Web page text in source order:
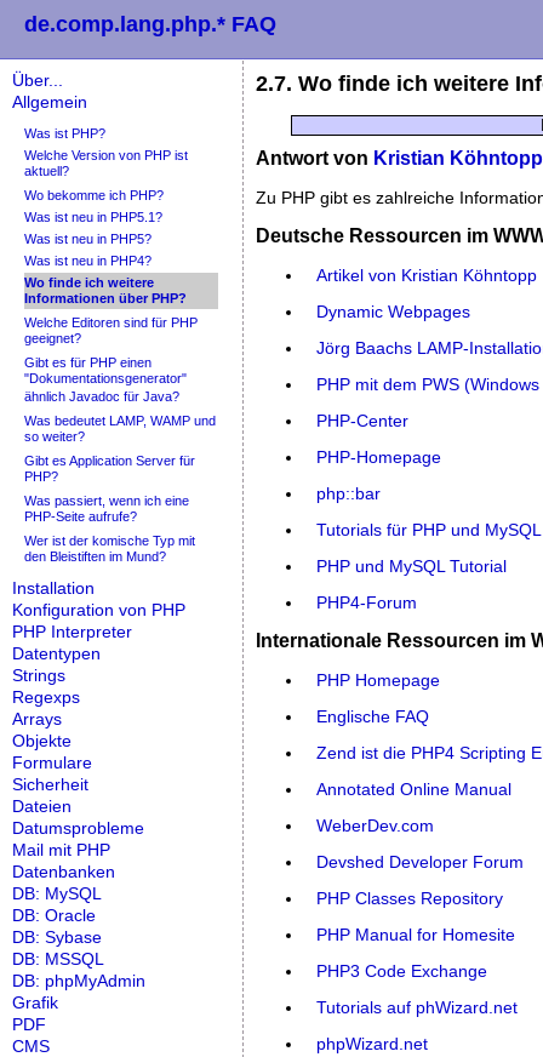
de.comp.lang.php.* FAQ
Über...
Allgemein
Was ist PHP?
Welche Version von PHP ist
aktuell?
Wo bekomme ich PHP?
Was ist neu in PHP5.1?
Was ist neu in PHP5?
Was ist neu in PHP4?
Wo finde ich weitere
Informationen über PHP?
Welche Editoren sind für PHP
geeignet?
Gibt es für PHP einen
"Dokumentationsgenerator"
ähnlich Javadoc für Java?
Was bedeutet LAMP, WAMP und
so weiter?
Gibt es Application Server für
PHP?
Was passiert, wenn ich eine
PHP-Seite aufrufe?
Wer ist der komische Typ mit
den Bleistiften im Mund?
Installation
Konfiguration von PHP
PHP Interpreter
Datentypen
Strings
Regexps
Arrays
Objekte
Formulare
Sicherheit
Dateien
Datumsprobleme
Mail mit PHP
Datenbanken
DB: MySQL
DB: Oracle
DB: Sybase
DB: MSSQL
DB: phpMyAdmin
Grafik
PDF
CMS
2.7. Wo finde ich weitere
Antwort von Kristian Köhntopp
Zu PHP gibt es zahlreiche
Deutsche Ressourcen im
Artikel von Kristian Köhntopp
Dynamic Webpages
Jörg Baachs LAMP-
PHP mit dem PWS
PHP-Center
PHP-Homepage
php::bar
Tutorials für PHP und MySQL
PHP und MySQL Tutorial
PHP4-Forum
Internationale Ressourcen im
PHP Homepage
Englische FAQ
Zend ist die PHP4 Scripting
Annotated Online Manual
WeberDev.com
Devshed Developer Forum
PHP Classes Repository
PHP Manual for Homesite
PHP3 Code Exchange
Tutorials auf phWizard.net
phpWizard.net